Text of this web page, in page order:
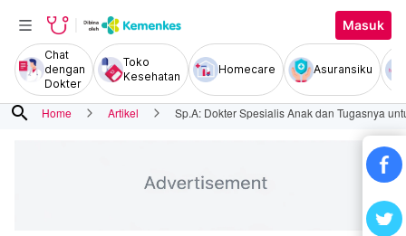
Masuk
Chat
dengan
Dokter
Toko
Kesehatan
Homecare Asuransiku
search Home Artikel Sp.A: Dokter Spesialis Anak dan Tugasnya